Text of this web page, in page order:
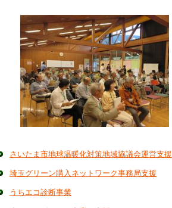
さいたま市地球温暖化対策地域協議会運営支援
埼玉グリーン購入ネットワーク事務局支援
うちエコ診断事業